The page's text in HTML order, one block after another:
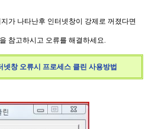
가 나타난후 인터넷창이 강제로 꺼졌다면
참고하시고 오류를 해결하세요.
넷창오류시 프로세스 클린 사용방법